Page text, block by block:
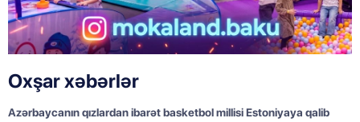
Oxşar xəbərlər
Azərbaycanın qızlardan ibarət basketbol millisi Estoniyaya qalib